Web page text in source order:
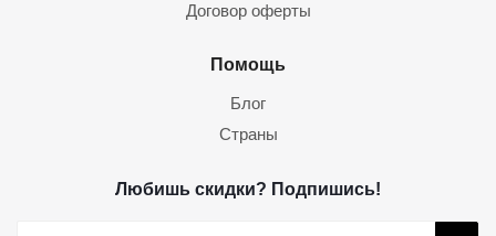
Договор оферты
Помощь
Блог
Страны
Любишь скидки? Подпишись!